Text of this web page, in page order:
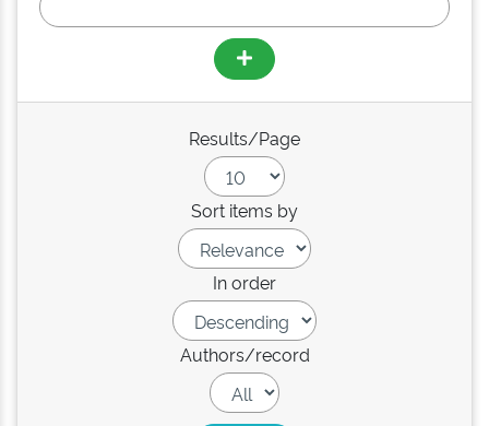
Results/Page
Sort items by
In order
Authors/record